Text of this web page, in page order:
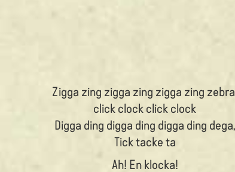
Zigga zing zigga zing zigga zing zebra,
click clock click clock
Digga ding digga ding digga ding dega,
Tick tacke ta
Ah! En klocka!